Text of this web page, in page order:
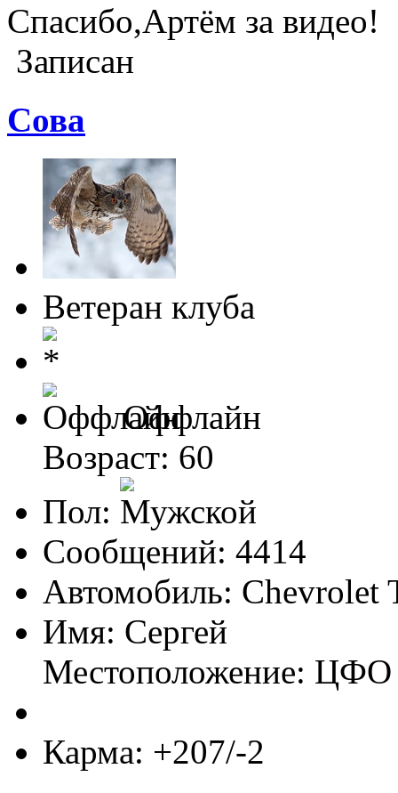
Спасибо,Артём за видео!
Записан
Cова
Ветеран клуба
Оффлайн
Возраст: 60
Пол:
Сообщений: 4414
Автомобиль:
Имя: Сергей
Местоположение: ЦФО
Карма: +207/-2